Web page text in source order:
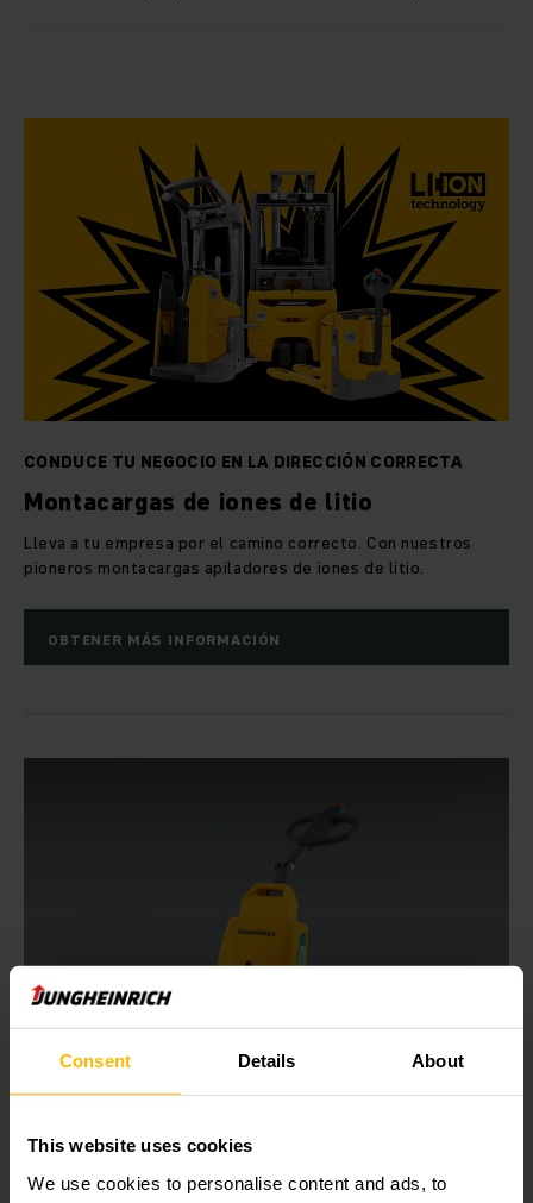
Consent Details About
This website uses cookies
We use cookies to personalise content and ads, to
CONDUCE TU NEGOCIO EN LA DIRECCIÓN CORRECTA
Montacargas de iones de litio
Lleva a tu empresa por el camino correcto. Con nuestros
pioneros montacargas apiladores de iones de litio.
OBTENER MÁS INFORMACIÓN
EZS 010